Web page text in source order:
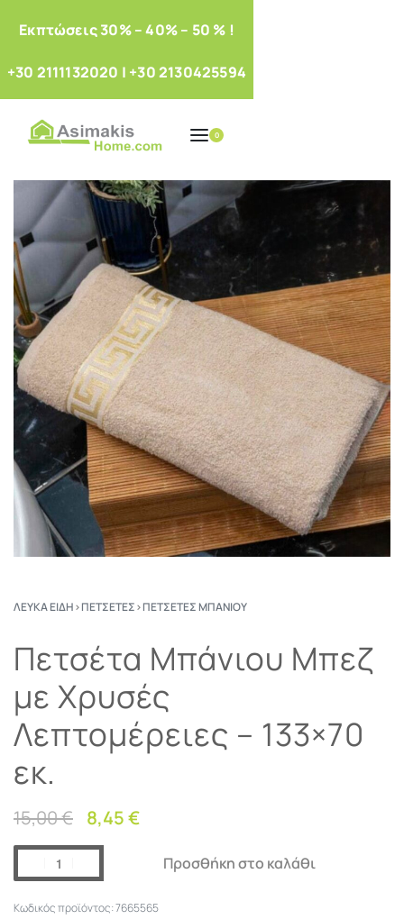
Eκπτώσεις 30% – 40% – 50 % !
+30 2111132020 | +30 2130425594
0
ΛΕΥΚΆ ΕΊΔΗ›ΠΕΤΣΈΤΕΣ›ΠΕΤΣΈΤΕΣ ΜΠΆΝΙΟΥ
Πετσέτα Μπάνιου Μπεζ
με Χρυσές
Λεπτομέρειες – 133×70
εκ.
15,00€ 8,45€
Προσθήκη στο καλάθι
7665565